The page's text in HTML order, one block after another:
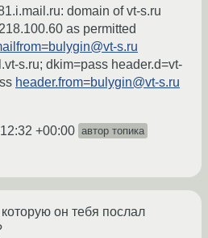
domain of vt-s.ru
as permitted
s.ru
s.ru; dkim=pass header.d=vt-
header.from=bulygin@vt-s.ru
+00:00 автор топика
он тебя послал